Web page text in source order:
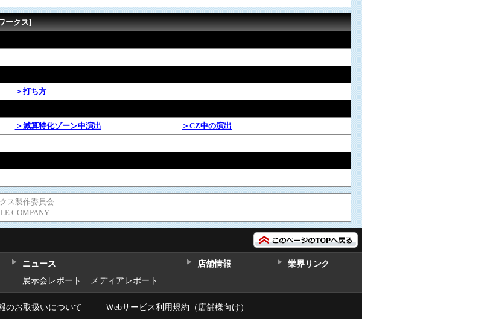
ークス]
＞打ち方
＞減算特化ゾーン中演出
＞CZ中の演出
ス製作委員会
COMPANY
ニュース
展示会レポート
メディアレポート
店舗情報 業界リンク
のお取扱いについて ｜ Ｗebサービス利用規約（店舗様向け）